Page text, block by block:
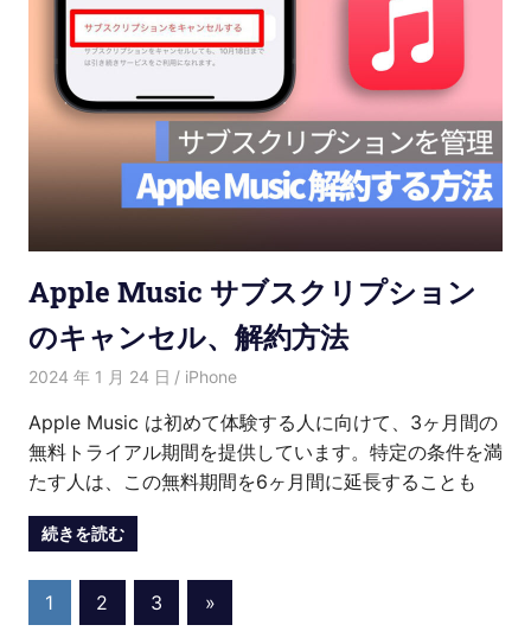
Apple Music サブスクリプション
のキャンセル、解約方法
2024 年 1 月 24 日 愛麗絲
iPhone
Apple Music は初めて体験する人に向けて、3ヶ月間の
無料トライアル期間を提供しています。特定の条件を満
たす人は、この無料期間を6ヶ月間に延長することも
続きを読む
投
1 2 3
Next
Posts
»